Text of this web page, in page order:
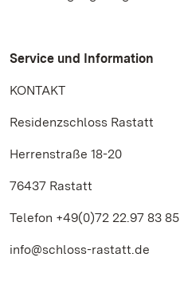
Service und Information
KONTAKT
Residenzschloss Rastatt
Herrenstraße 18-20
76437 Rastatt
Telefon +49(0)72 22.97 83 85
info@schloss-rastatt.de